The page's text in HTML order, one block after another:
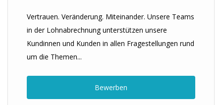
Vertrauen. Veränderung. Miteinander. Unsere Teams
in der Lohnabrechnung unterstützen unsere
Kundinnen und Kunden in allen Fragestellungen rund
um die Themen...
Bewerben